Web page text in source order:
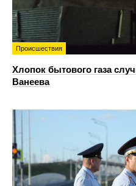
Происшествия
Хлопок бытового газа
Ванеева